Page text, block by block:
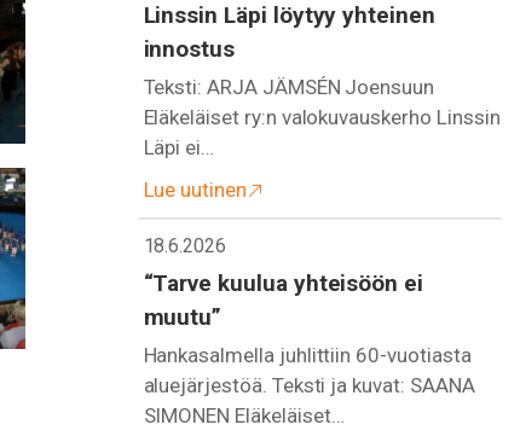
Linssin Läpi löytyy yhteinen
innostus
Teksti: ARJA JÄMSÉN Joensuun
Eläkeläiset ry:n valokuvauskerho Linssin
Läpi ei…
Lue uutinen
18.6.2026
“Tarve kuulua yhteisöön ei
muutu”
Hankasalmella juhlittiin 60-vuotiasta
aluejärjestöä. Teksti ja kuvat: SAANA
SIMONEN Eläkeläiset…